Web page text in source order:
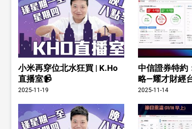
小米再穿位北水狂買 | K.Ho
直播室📹
2025-11-19
中信證券特約
略—耀才財經
2025-11-14